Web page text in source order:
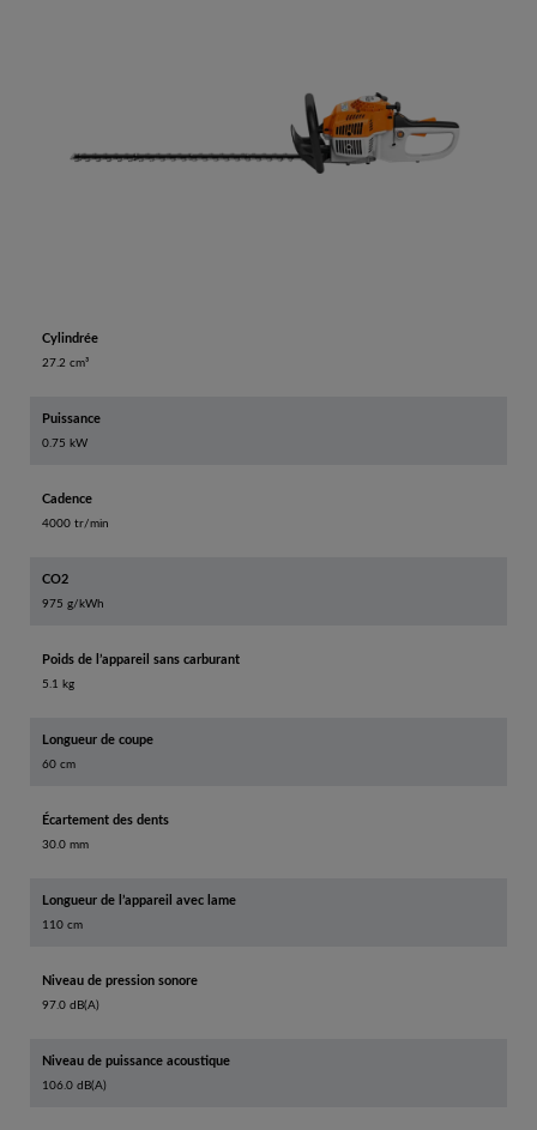
Cylindrée
27.2 cm³
Puissance
0.75 kW
Cadence
4000 tr/min
CO2
975 g/kWh
Poids de l’appareil sans carburant
5.1 kg
Longueur de coupe
60 cm
Écartement des dents
30.0 mm
Longueur de l’appareil avec lame
110 cm
Niveau de pression sonore
97.0 dB(A)
Niveau de puissance acoustique
106.0 dB(A)